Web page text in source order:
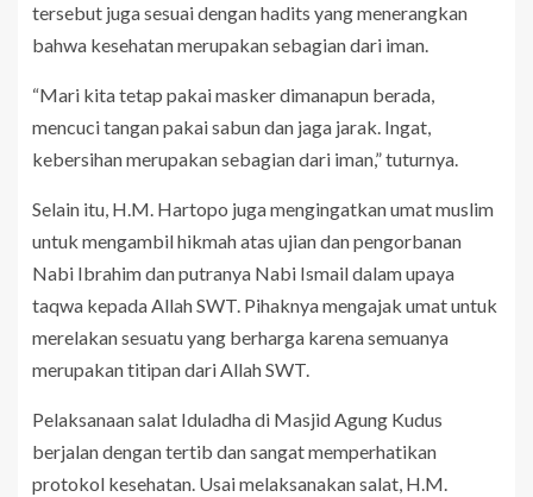
tersebut juga sesuai dengan hadits yang menerangkan
bahwa kesehatan merupakan sebagian dari iman.
“Mari kita tetap pakai masker dimanapun berada,
mencuci tangan pakai sabun dan jaga jarak. Ingat,
kebersihan merupakan sebagian dari iman,” tuturnya.
Selain itu, H.M. Hartopo juga mengingatkan umat muslim
untuk mengambil hikmah atas ujian dan pengorbanan
Nabi Ibrahim dan putranya Nabi Ismail dalam upaya
taqwa kepada Allah SWT. Pihaknya mengajak umat untuk
merelakan sesuatu yang berharga karena semuanya
merupakan titipan dari Allah SWT.
Pelaksanaan salat Iduladha di Masjid Agung Kudus
berjalan dengan tertib dan sangat memperhatikan
protokol kesehatan. Usai melaksanakan salat, H.M.